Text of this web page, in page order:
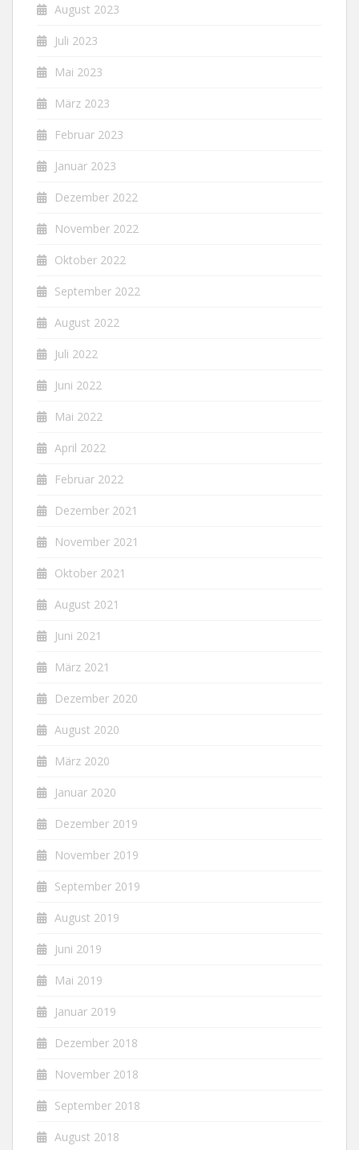
August 2023
Juli 2023
Mai 2023
März 2023
Februar 2023
Januar 2023
Dezember 2022
November 2022
Oktober 2022
September 2022
August 2022
Juli 2022
Juni 2022
Mai 2022
April 2022
Februar 2022
Dezember 2021
November 2021
Oktober 2021
August 2021
Juni 2021
März 2021
Dezember 2020
August 2020
März 2020
Januar 2020
Dezember 2019
November 2019
September 2019
August 2019
Juni 2019
Mai 2019
Januar 2019
Dezember 2018
November 2018
September 2018
August 2018